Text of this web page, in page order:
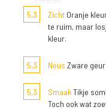
5,3
Zicht Oranje
te ruim, maar
kleur.
5,3 Neus Zware
5,3 SmaakTikje
Toch ook wat